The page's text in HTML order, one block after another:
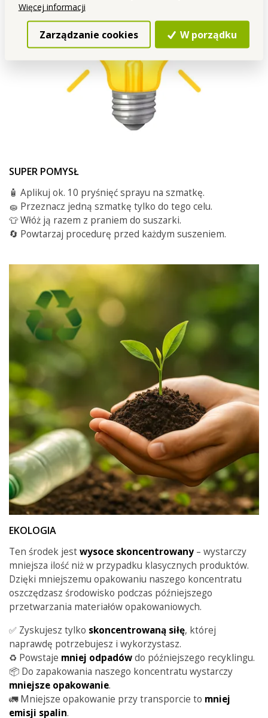
Więcej informacji
Zarządzanie cookies W porządku
SUPER POMYSŁ
🧴 Aplikuj ok. 10 pryśnięć sprayu na szmatkę.
🧽 Przeznacz jedną szmatkę tylko do tego celu.
👕 Włóż ją razem z praniem do suszarki.
🔄 Powtarzaj procedurę przed każdym suszeniem.
EKOLOGIA
Ten środek jestwysoce skoncentrowany – wystarczy
mniejsza ilość niż w przypadku klasycznych produktów.
Dzięki mniejszemu opakowaniu naszego koncentratu
oszczędzasz środowisko podczas późniejszego
przetwarzania materiałów opakowaniowych.
✅ Zyskujesz tylko skoncentrowaną siłę, której
naprawdę potrzebujesz i wykorzystasz.
♻️ Powstaje mniej odpadówdo późniejszego recyklingu.
📦 Do zapakowania naszego koncentratu wystarczy
mniejsze opakowanie.
🚛 Mniejsze opakowanie przy transporcie to mniej
emisji spalin.